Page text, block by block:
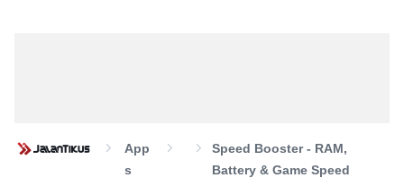
App
S
Speed Booster - RAM,
Battery & Game Speed